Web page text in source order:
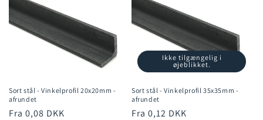
Sort stål - Vinkelprofil 20x20mm -
afrundet
Normalpris
Fra 0,08 DKK
Ikke tilgængelig i
øjeblikket.
Sort stål - Vinkelprofil 35x35mm -
afrundet
Normalpris
Fra 0,12 DKK